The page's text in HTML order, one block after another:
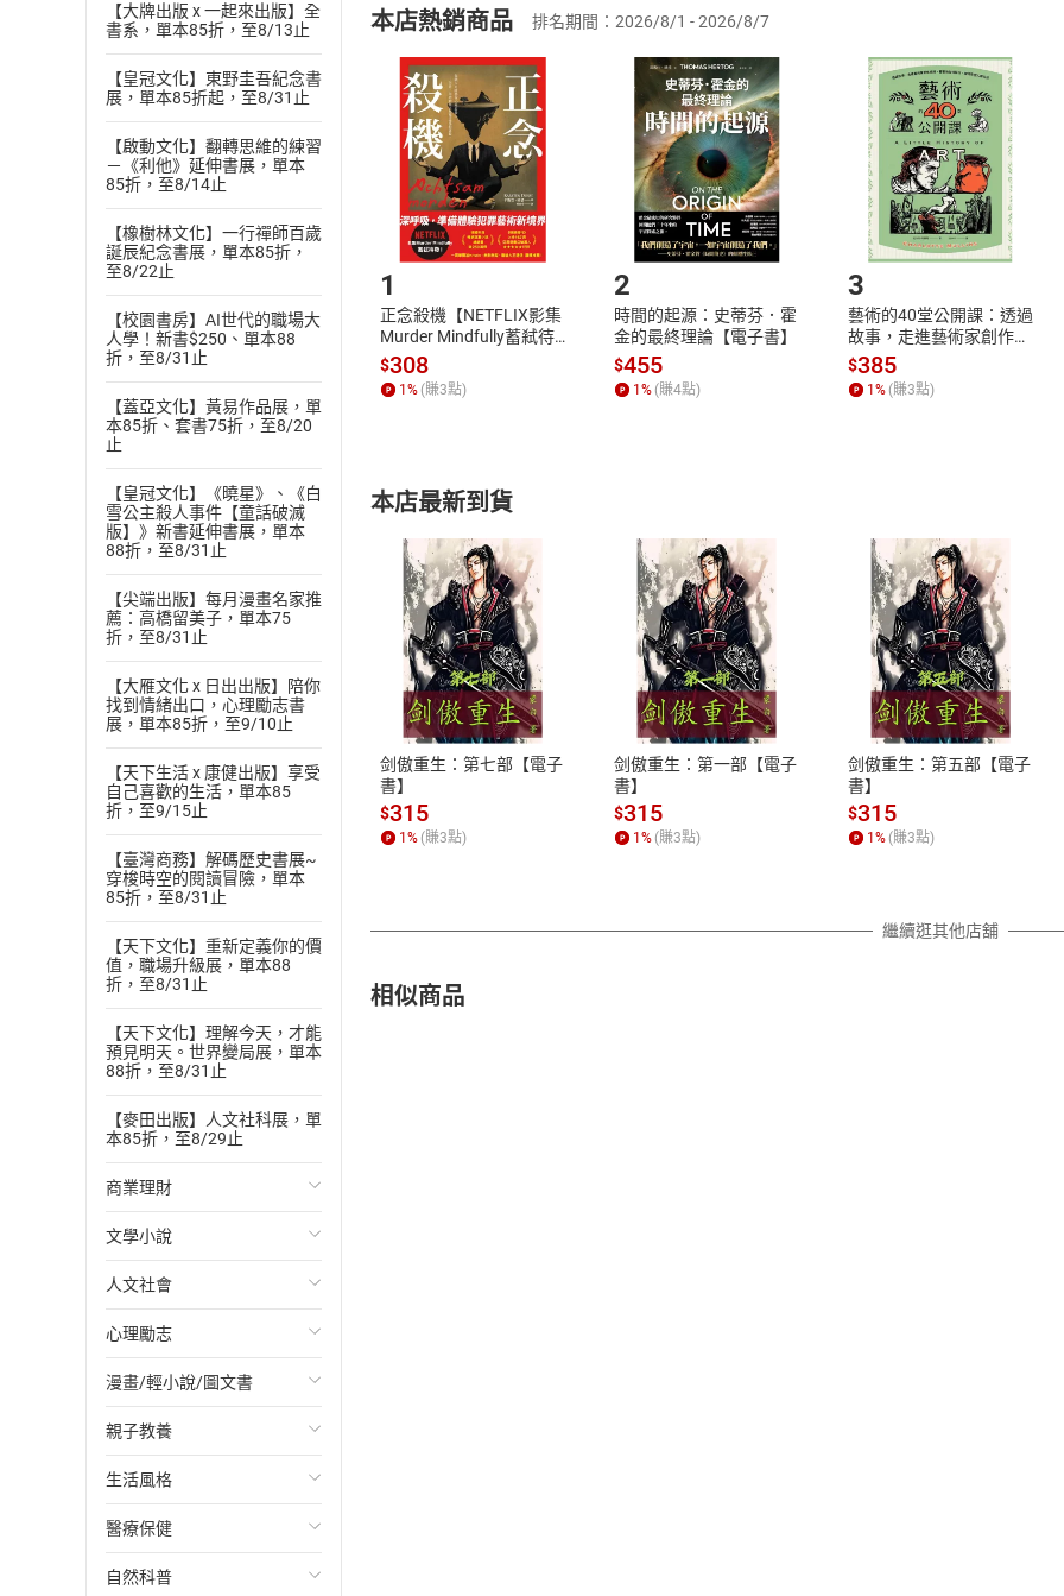
【大牌出版 x 一起來出版】全
書系，單本85折，至8/13止
【皇冠文化】東野圭吾紀念書
展，單本85折起，至8/31止
【啟動文化】翻轉思維的練習
－《利他》延伸書展，單本
85折，至8/14止
【橡樹林文化】一行禪師百歲
誕辰紀念書展，單本85折，
至8/22止
【校園書房】AI世代的職場大
人學！新書$250、單本88
折，至8/31止
【蓋亞文化】黃易作品展，單
本85折、套書75折，至8/20
止
【皇冠文化】《曉星》、《白
雪公主殺人事件【童話破滅
版】》新書延伸書展，單本
88折，至8/31止
【尖端出版】每月漫畫名家推
薦：高橋留美子，單本75
折，至8/31止
【大雁文化 x 日出出版】陪你
找到情緒出口，心理勵志書
展，單本85折，至9/10止
【天下生活 x 康健出版】享受
自己喜歡的生活，單本85
折，至9/15止
【臺灣商務】解碼歷史書展~
穿梭時空的閱讀冒險，單本
85折，至8/31止
【天下文化】重新定義你的價
值，職場升級展，單本88
折，至8/31止
【天下文化】理解今天，才能
預見明天。世界變局展，單本
88折，至8/31止
【麥田出版】人文社科展，單
本85折，至8/29止
商業理財
投資理財
經濟/趨勢
財務/金融
管理/領導
職場工作術
成功法
行銷/廣告
傳記
文學小說
歐美文學
日本文學
韓國文學
華文文學
經典文學
成長/家庭生活小說
懸疑/推理小說
人文社會
國際關係
政治
社會科學
台灣/中國歷史
日/韓歷史
其他歷史/史學
心理勵志
心靈成長/情緒
人際關係
兩性關係
心理學
漫畫/輕小說/圖文書
輕小說
奇幻/科幻
愛情故事
職場/社會寫實
親子教養
教育現場
兒童文學/故事
兒童科普/學習
生活風格
飲食/食譜
健身/美顏
醫療保健
健康/養生
自然科普
(二)消費者訂購本店鋪之商品即代表知悉本店鋪所銷售之商品為電子書，
且已下載/存取電子書，不得請求退貨退款。
退貨方式：您欲取消訂單或辦理退貨時，請登入樂天市場，並於「我的訂單
貨」，本店鋪將依您的申請進行審核，待審核通過後將為您辦理退款事宜。
請注意，樂天市場須以整筆訂單為單位進行取消/退貨，恕無法以單支商品取
挑選商品
Choose
放入購物車
Shopping cart
登入帳號
Login
購書後，如何開始使用？
Step1.選擇閱讀載具 Step2.登入
付款方式
ATM轉帳、信用卡、LINE PAY、AFTEE
退換貨規範
本店是否提供消費者保護法七日猶
之權利，遽消費者保護法及通訊交
除權合理例外情事適用準則，依商
質各有不同規定。詳細退換貨說明
照各商品說明。
本店熱銷商品 排名期間：2026/8/1 - 2026/8/7
1
正念殺機【NETFLIX影集
Murder Mindfully蓄弒待
發】【電子書】
$308
1% (賺3點)
2
時間的起源：史蒂芬．霍
金的最終理論【電子書】
$455
1% (賺4點)
3
藝術的40堂公開課：透過
故事，走進藝術家創作現
場，看藝術如何誕生、如
何形塑人類生活【電子
書】
$385
1% (賺3點)
本店最新到貨
剑傲重生：第七部【電子
書】
$315
1 % (賺3點)
剑傲重生：第一部【電子
書】
$315
1 % (賺3點)
剑傲重生：第五部【電子
書】
$315
1 % (賺3點)
繼續逛其他店舖
相似商品